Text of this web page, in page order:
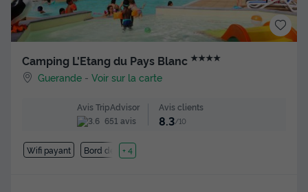
Camping L'Etang du Pays Blanc ★★★★
Guerande -Voir sur la carte
Avis TripAdvisor
651 avis
Avis clients
8.3/10
Wifi payant Bord de mer
+ 4